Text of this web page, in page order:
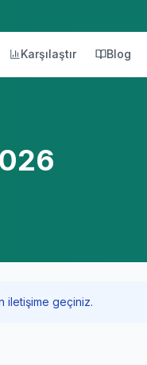
Karşılaştır Blog
iletişime geçiniz.